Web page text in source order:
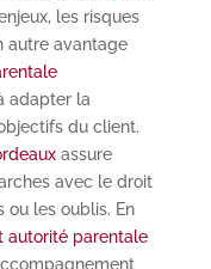
les risques
autre avantage
adapter la
du client.
assure
avec le droit
ou les oublis. En
autorité parentale